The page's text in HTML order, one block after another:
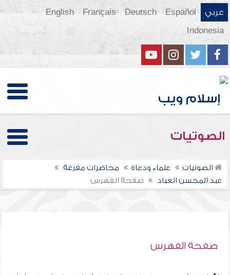
عربي Español
Deutsch
Français
English
Indonesia
الصوتيات
الصوتيات علماء ودعاة
محاضرات مفرغة
عبد المحسن العباد
صفحة الفهرس
صفحة الفهرس